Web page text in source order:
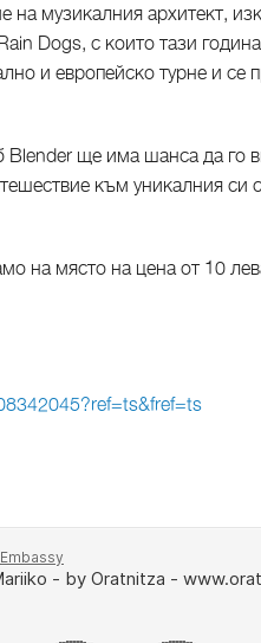
на музикалния архитект,
Dogs, с които тази
и европейско турне и се
Blender ще има шанса да го
към уникалния си
на място на цена от 10